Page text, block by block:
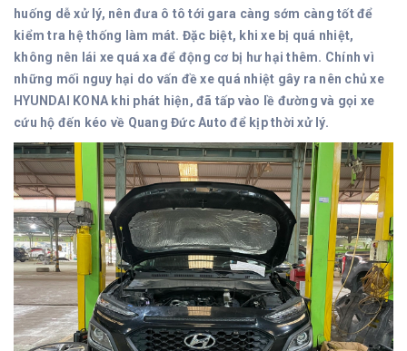
huống dễ xử lý, nên đưa ô tô tới gara càng sớm càng tốt để
kiểm tra hệ thống làm mát. Đặc biệt, khi xe bị quá nhiệt,
không nên lái xe quá xa để động cơ bị hư hại thêm. Chính vì
những mối nguy hại do vấn đề xe quá nhiệt gây ra nên chủ xe
HYUNDAI KONA khi phát hiện, đã tấp vào lề đường và gọi xe
cứu hộ đến kéo về Quang Đức Auto để kịp thời xử lý.